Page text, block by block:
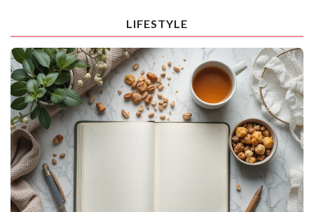
LIFESTYLE